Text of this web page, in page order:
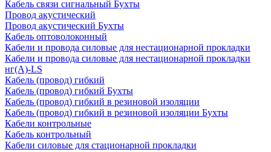
Кабель связи сигнальный Бухты
Провод акустический
Провод акустический Бухты
Кабель оптоволоконный
Кабели и провода силовые для нестационарной прокладки
Кабели и провода силовые для нестационарной прокладки
нг(А)-LS
Кабель (провод) гибкий
Кабель (провод) гибкий Бухты
Кабель (провод) гибкий в резиновой изоляции
Кабель (провод) гибкий в резиновой изоляции Бухты
Кабели контрольные
Кабель контрольный
Кабели силовые для стационарной прокладки